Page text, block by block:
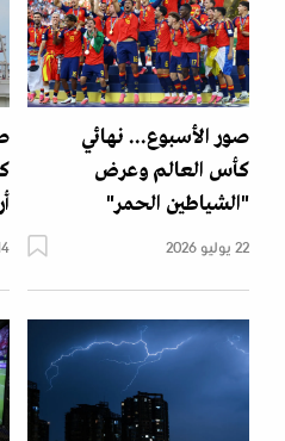
صور الأسبوع... نهائي
كأس العالم وعرض
"الشياطين الحمر"
22 يوليو 2026 14